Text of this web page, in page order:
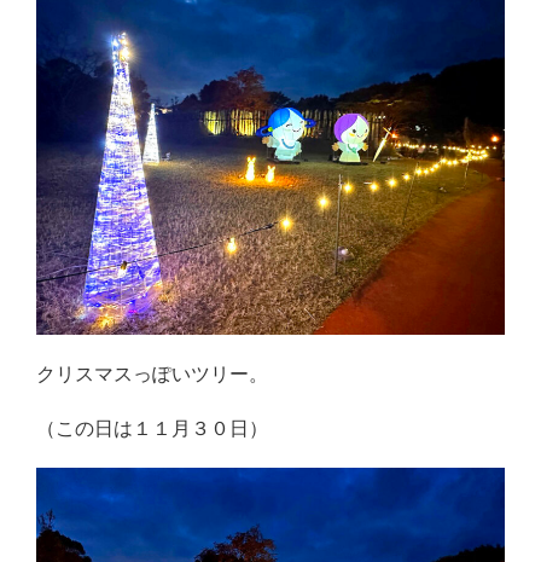
クリスマスっぽいツリー。
（この日は１１月３０日）